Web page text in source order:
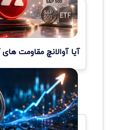
آیا آوالانچ مقاومت